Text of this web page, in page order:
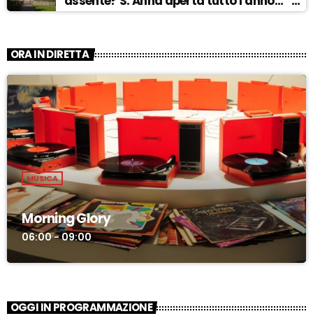
ASCOLTA
ORA IN DIRETTA
MUSICA
Morning Glory
06:00 - 09:00
OGGI IN PROGRAMMAZIONE